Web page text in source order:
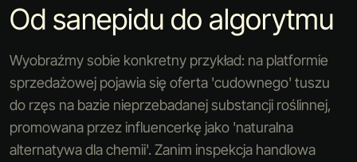
Od sanepidu do algorytmu
Wyobraźmy sobie konkretny przykład: na platformie
sprzedażowej pojawia się oferta 'cudownego' tuszu
do rzęs na bazie nieprzebadanej substancji roślinnej,
promowana przez influencerkę jako 'naturalna
alternatywa dla chemii'. Zanim inspekcja handlowa